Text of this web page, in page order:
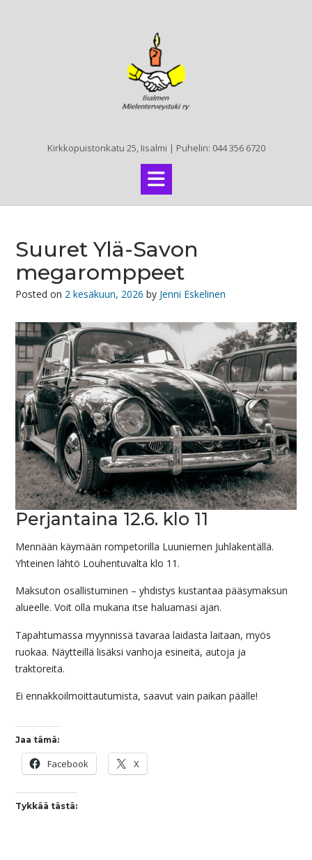
Kirkkopuistonkatu 25, Iisalmi | Puhelin: 044 356 6720
Suuret Ylä-Savon
megaromppeet
Posted on 2 kesäkuun, 2026 by Jenni Eskelinen
Perjantaina 12.6. klo 11
Mennään käymään rompetorilla Luuniemen Juhlakentällä.
Yhteinen lähtö Louhentuvalta klo 11.
Maksuton osallistuminen – yhdistys kustantaa pääsymaksun
alueelle. Voit olla mukana itse haluamasi ajan.
Tapahtumassa myynnissä tavaraa laidasta laitaan, myös
ruokaa. Näytteillä lisäksi vanhoja esineitä, autoja ja
traktoreita.
Ei ennakkoilmoittautumista, saavut vain paikan päälle!
Jaa tämä:
Facebook X
Tykkää tästä: